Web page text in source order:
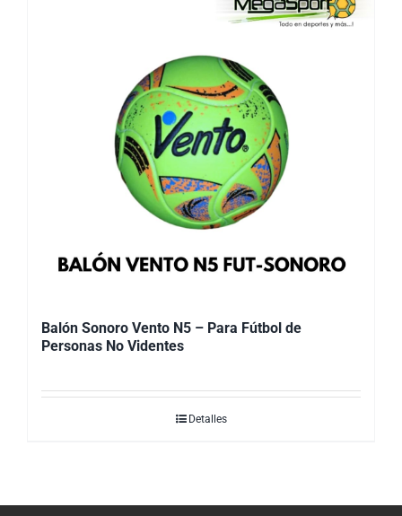
Balón Sonoro Vento N5 – Para Fútbol de
Personas No Videntes
Detalles